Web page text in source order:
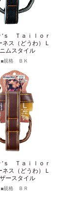
’ｓ Ｔａｉｌｏｒ
ネス（どうわ）Ｌ
ムスタイル
規格 ＢＫ
’ｓ Ｔａｉｌｏｒ
ネス（どうわ）Ｌ
ースタイル
規格 ＢＲ